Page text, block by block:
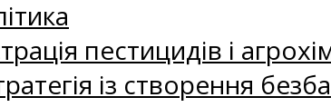
пестицидів і
із створення